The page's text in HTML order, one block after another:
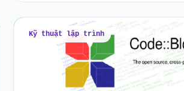
Kỹ thuật lập trình